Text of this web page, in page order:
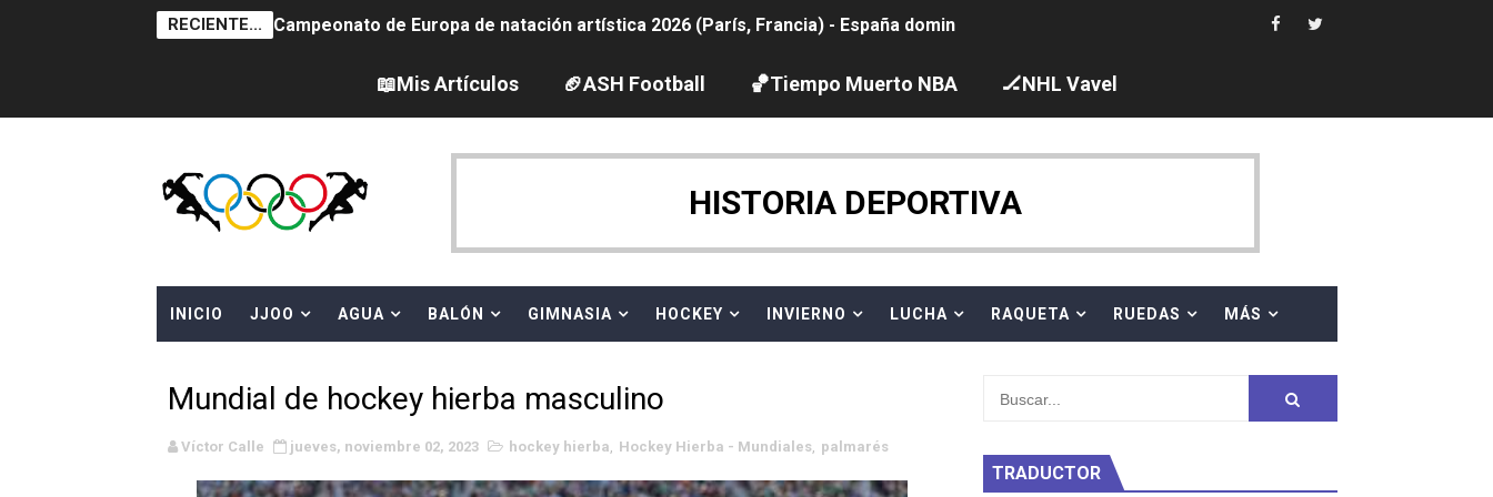
RECIENTE... Campeonato de Europa de natación artística 2026 (París, Francia) - España domina junto al equipo neutral ruso, llevándose 8 medallas, seis para
AEW - Adam Page con Brodido desbancan una semana después a The Demand por tríos en el Grand Slam Mexico
Tour de Francia femenino 2026 - Etapa 5
Women's Pro Baseball League 2026
Campeonato de Europa en aguas abiertas 2026 (París, Francia) - Dobletes de Wellbrock y Taddeucci. Ángela Martínez 5ª en 10km
WWE NXT - Myles Borne y Tavion Heights ponen fin al reinado por parejas de The Vanity Project
📖Mis Artículos 🏈ASH Football 🏀Tiempo Muerto NBA 🏒NHL Vavel
HISTORIA DEPORTIVA
INICIO JJOO AGUA BALÓN GIMNASIA HOCKEY INVIERNO LUCHA RAQUETA RUEDAS MÁS
Mundial de hockey hierba masculino
Víctor Calle jueves, noviembre 02, 2023 hockey hierba, Hockey Hierba - Mundiales, palmarés
TRADUCTOR